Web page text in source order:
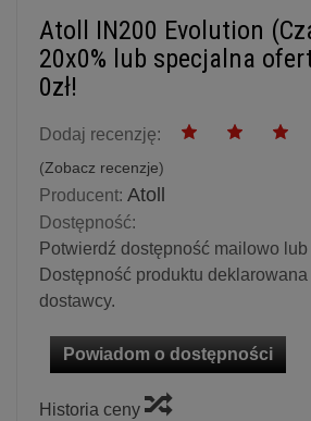
Atoll IN200 Evolution
20x0% lub specjalna
0zł!
Dodaj recenzję:
(Zobacz recenzje)
Producent: Atoll
Dostępność:
Potwierdź dostępność mailowo
Dostępność produktu
dostawcy.
Powiadom o dostępności
Historia ceny